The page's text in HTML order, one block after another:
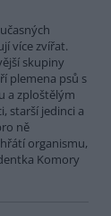
více zvířat.
skupiny
plemena psů s
a zploštělým
starší jedinci a
ně
organismu,
Komory